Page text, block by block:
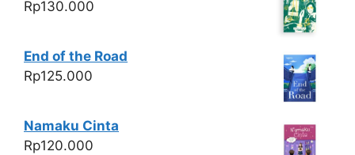
Rp130.000
End of the Road
Rp125.000
Namaku Cinta
Rp120.000